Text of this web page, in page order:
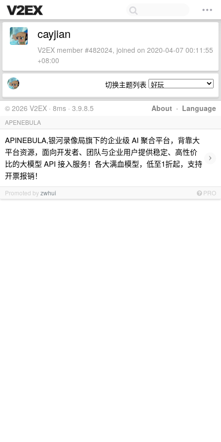
cayjian
V2EX member #482024, joined on 2020-04-07 00:11:55
+08:00
切换主题列表
About · Language
© 2026 V2EX · 8ms · 3.9.8.5
APENEBULA
APINEBULA,银河录像局旗下的企业级 AI 聚合平台，背靠大
平台资源，面向开发者、团队与企业用户提供稳定、高性价
比的大模型 API 接入服务！各大满血模型，低至1折起，支持
开票报销！
›
Promoted byzwhui PRO